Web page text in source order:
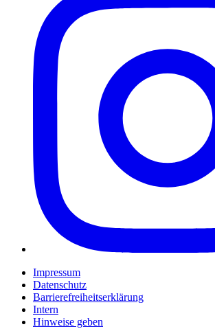
Impressum
Datenschutz
Barrierefreiheitserklärung
Intern
Hinweise geben